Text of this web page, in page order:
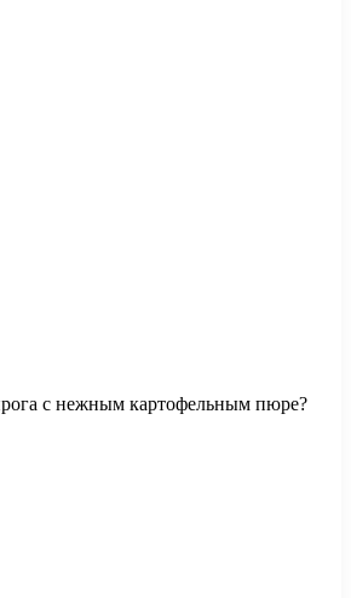
с нежным картофельным пюре?